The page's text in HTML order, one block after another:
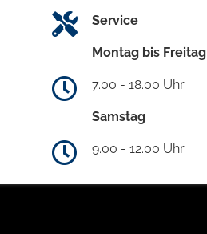
Service
Montag bis Freitag
7.00 - 18.00 Uhr
Samstag
9.00 - 12.00 Uhr